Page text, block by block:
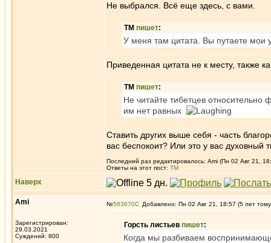
Не выбрался. Всё еще здесь, с вами.
ТМ пишет:
У меня там цитата. Вы путаете мои
Приведенная цитата не к месту, также
ТМ пишет:
Не читайте тибетцев относительно
им нет равных
Ставить других выше себя - часть
вас беспокоит? Или это у вас духовный
Последний раз редактировалось: Ami (Пн 02 Авг 21,
Ответы на этот пост: ТМ
Наверх
Ami
Зарегистрирован:
29.03.2021
Суждений: 800
№583670 Добавлено: Пн 02 Авг 21, 18:57 (5 лет
Горсть листьев пишет:
Когда мы разбиваем